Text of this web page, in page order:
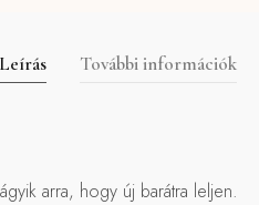
Leírás További információk
arra, hogy új barátra leljen.